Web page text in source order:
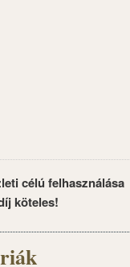
célú felhasználása
köteles!